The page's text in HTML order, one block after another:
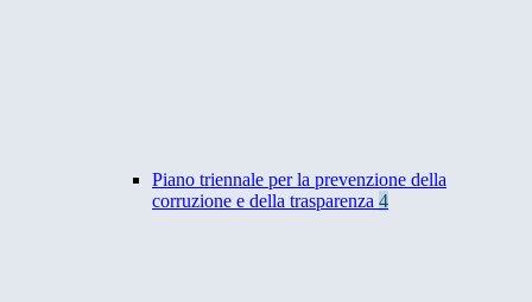
Piano triennale per la prevenzione della
corruzione e della trasparenza 4